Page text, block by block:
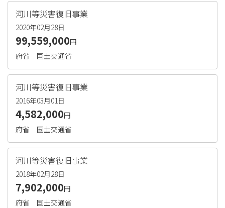
河川等災害復旧事業
2020年02月28日
99,559,000円
府省
国土交通省
河川等災害復旧事業
2016年03月01日
4,582,000円
府省
国土交通省
河川等災害復旧事業
2018年02月28日
7,902,000円
府省
国土交通省